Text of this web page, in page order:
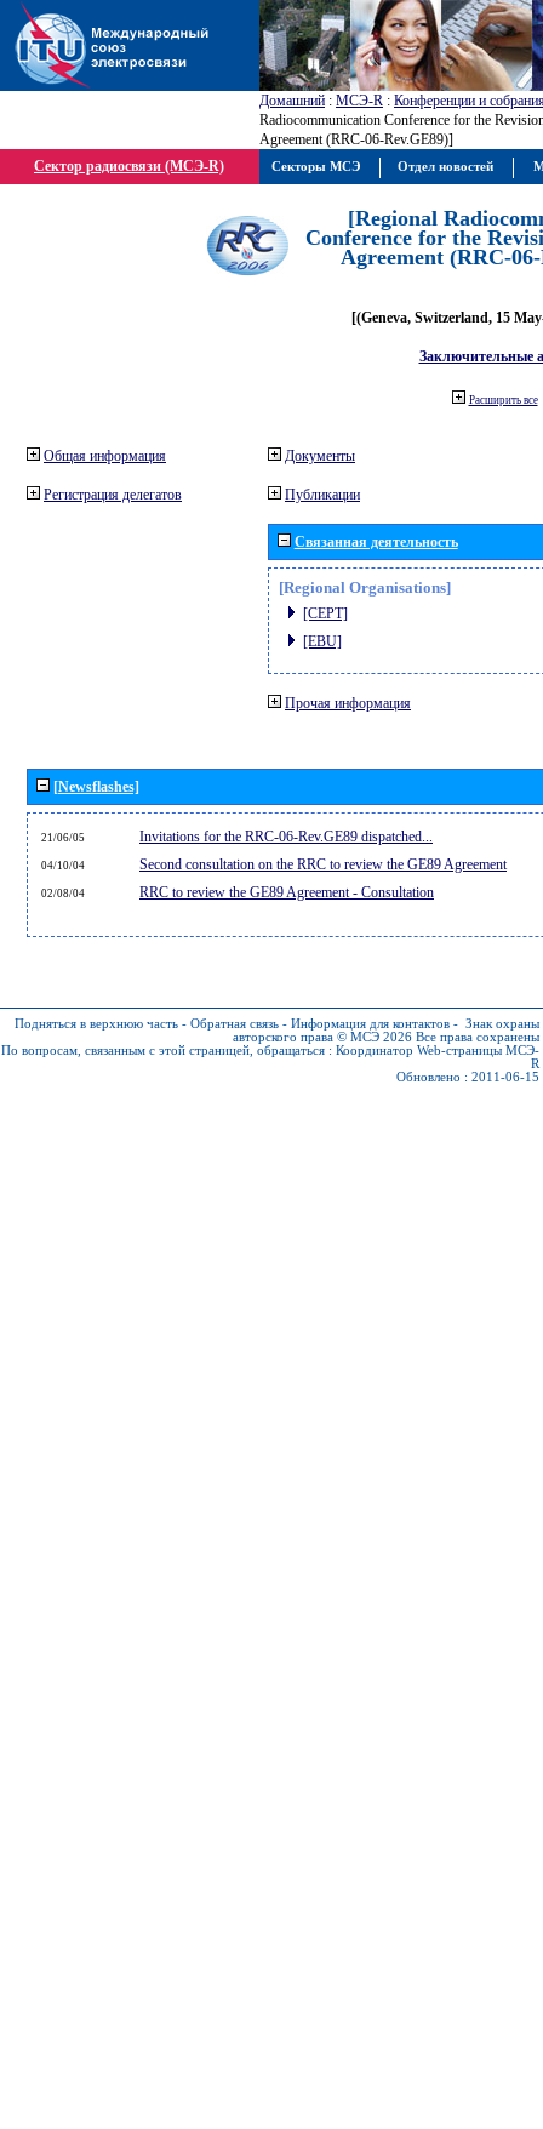
Домашний : МСЭ-R : Конференции и
Radiocommunication Conference for the
Agreement (RRC-06-Rev.GE89)]
Сектор радиосвязи (МСЭ-R)
[Regional
Conference for the
Agreement (RRC-
[(Geneva, Switzerland, 15
Заключительные
Расширить все
Общая информация
Регистрация делегатов
Документы
Публикации
Связанная деятельность
[Regional Organisations]
[CEPT]
[EBU]
Прочая информация
[Newsflashes]
21/06/05 Invitations for the RRC-06-Rev.GE89 dispatched...
04/10/04 Second consultation on the RRC to review the GE89 Agreement
02/08/04 RRC to review the GE89 Agreement - Consultation
Подняться в верхнюю часть - Обратная связь - Информация для контактов - Знак охраны
авторского права © МСЭ 2026 Все права сохранены
По вопросам, связанным с этой страницей, обращаться : Координатор Web-страницы МСЭ-
R
Обновлено : 2011-06-15
Секторы МСЭ Отдел новостей